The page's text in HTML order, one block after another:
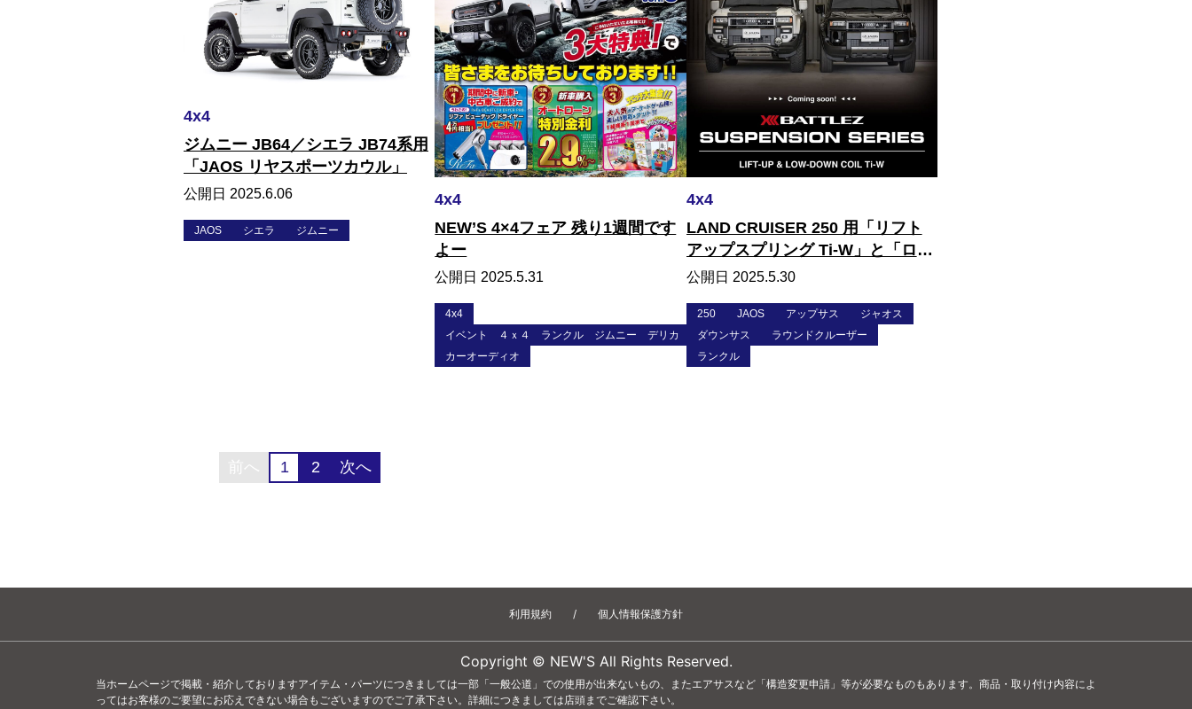
4x4
ジムニー JB64／シエラ JB74系用
「JAOS リヤスポーツカウル」
公開日 2025.6.06
JAOS シエラ ジムニー
4x4
NEW’S 4×4フェア 残り1週間です
よー
公開日 2025.5.31
4x4
イベント ４ｘ４ ランクル ジムニー デリカ ＪＡＯＳ
カーオーディオ
4x4
LAND CRUISER 250 用「リフト
アップスプリング Ti-W」と「ロー
ダウンスプリング Ti-W」の御案内
公開日 2025.5.30
250 JAOS アップサス
ジャオス
ダウンサス
ラウンドクルーザー
ランクル
前へ 1 2 次へ
利用規約 / 個人情報保護方針
Copyright © NEW'S All Rights Reserved.
当ホームページで掲載・紹介しておりますアイテム・パーツにつきましては一部「一般公道」での使用が出来ないもの、またエアサスなど「構造変更申請」等が必要なものもあります。商品・取り付け内容によ
ってはお客様のご要望にお応えできない場合もございますのでご了承下さい。詳細につきましては店頭までご確認下さい。